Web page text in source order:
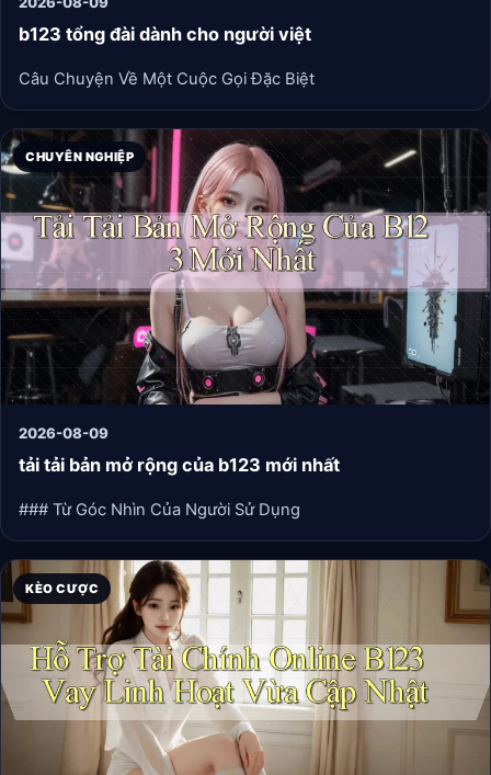
b123 tổng đài dành cho người việt
Câu Chuyện Về Một Cuộc Gọi Đặc Biệt
CHUYÊN NGHIỆP
2026-08-09
tải tải bản mở rộng của b123 mới nhất
### Từ Góc Nhìn Của Người Sử Dụng
KÈO CƯỢC